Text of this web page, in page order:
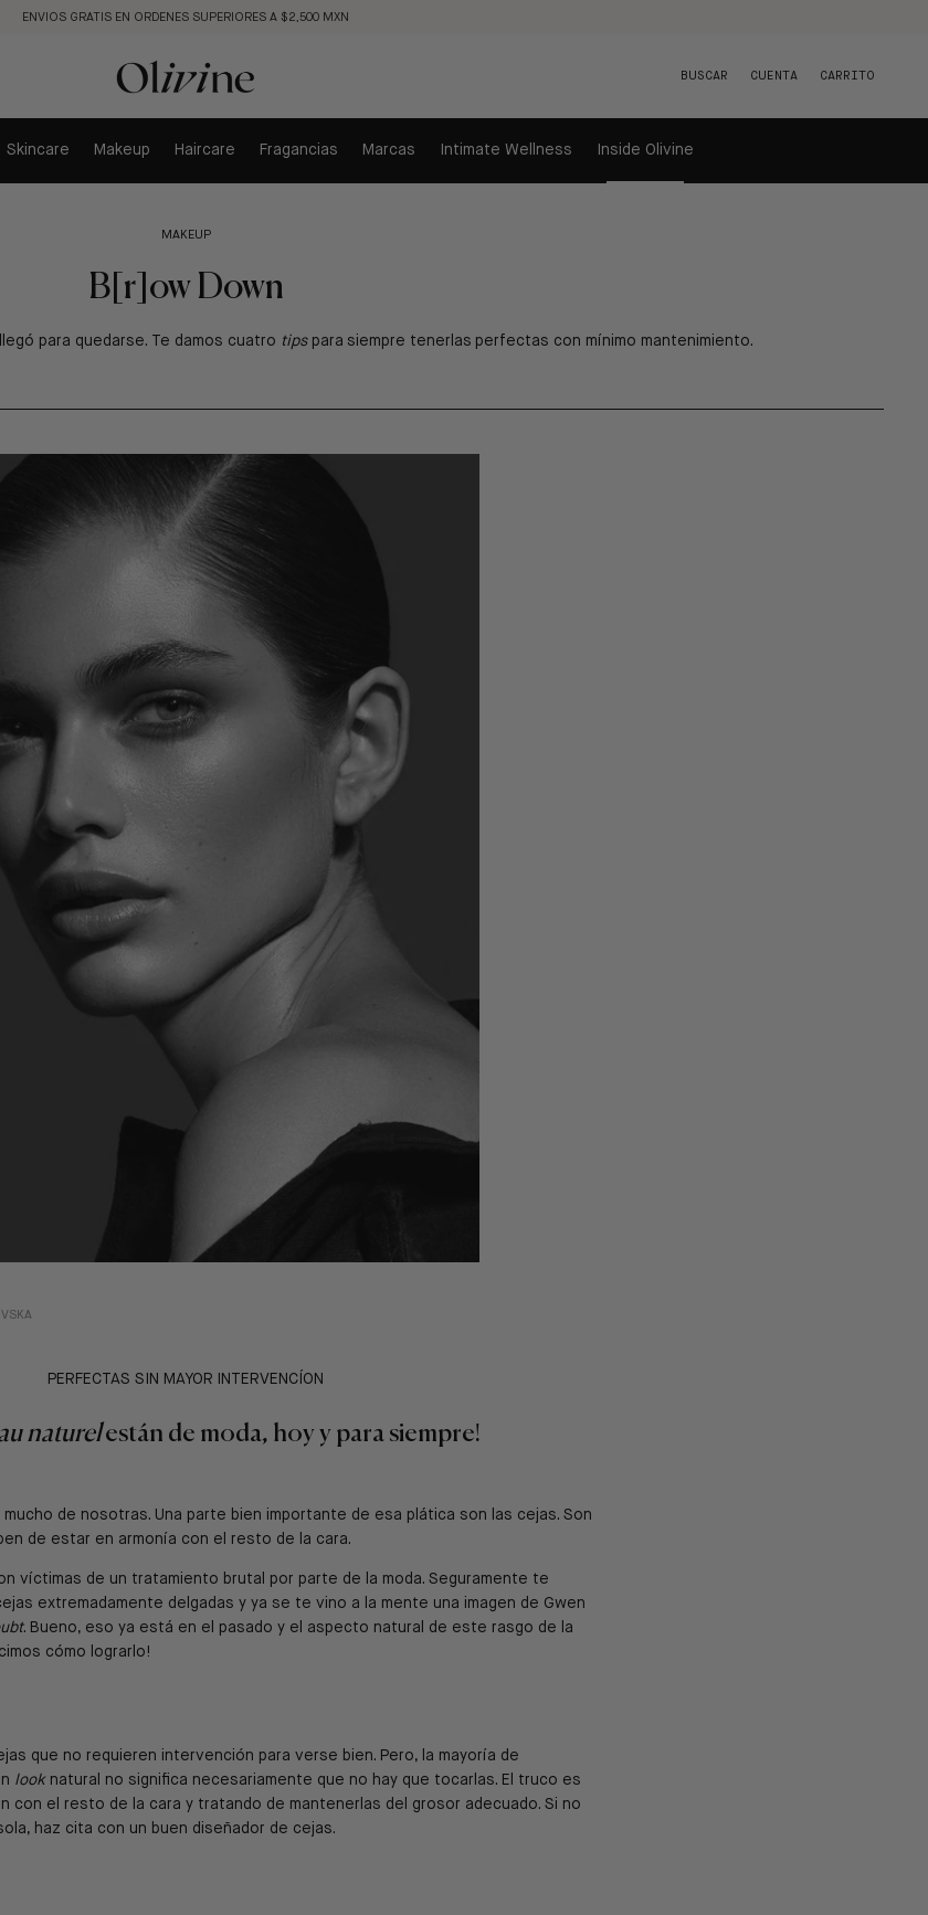
ENVIOS GRATIS EN ORDENES SUPERIORES A $2,500 MXN
BUSCAR CUENTA CARRITO
Skincare Makeup Haircare Fragancias Marcas Intimate Wellness Inside Olivine
MAKEUP
B[r]ow Down
ó para quedarse. Te damos cuatro tipspara siempre tenerlas perfectas con mínimo mantenimiento.
PERFECTAS SIN MAYOR INTERVENCÍON
naturelestán de moda, hoy y para siempre!
de nosotras. Una parte bien importante de esa plática son las cejas. Son
de estar en armonía con el resto de la cara.
víctimas de un tratamiento brutal por parte de la moda. Seguramente te
extremadamente delgadas y ya se te vino a la mente una imagen de Gwen
. Bueno, eso ya está en el pasado y el aspecto natural de este rasgo de la
cómo lograrlo!
que no requieren intervención para verse bien. Pero, la mayoría de
looknatural no significa necesariamente que no hay que tocarlas. El truco es
con el resto de la cara y tratando de mantenerlas del grosor adecuado. Si no
haz cita con un buen diseñador de cejas.